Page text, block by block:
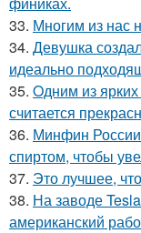
33. Многим из нас
34. Девушка
идеально
35. Oдним из
считается
36. Минфин
спиртом, чтобы
37. Это лучшее,
38. На заводе
американский